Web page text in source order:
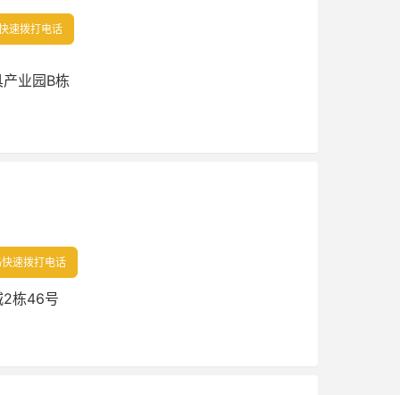
速拨打电话
业园B栋
速拨打电话
2栋46号